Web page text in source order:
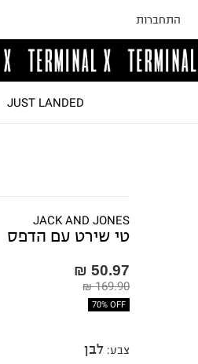
התחברות
JUST LANDED
JACK AND JONES
טי שירט עם הדפס
50.97 ₪
169.90 ₪
70% OFF
צבע: לבן